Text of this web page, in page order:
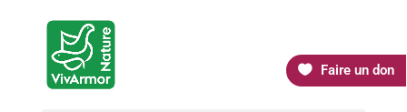
Faire un don